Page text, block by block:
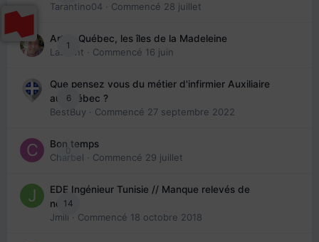
Tarantino04 · Commencé 28 juillet
1
Arte : Québec, les îles de la Madeleine
Laurent · Commencé 16 juin
6
Que pensez vous du métier d'infirmier Auxiliaire
au Québec ?
BestBuy · Commencé 27 septembre 2022
0
Bon temps
Charbel · Commencé 29 juillet
14
EDE Ingénieur Tunisie // Manque relevés de
note
Jmili · Commencé 18 octobre 2018